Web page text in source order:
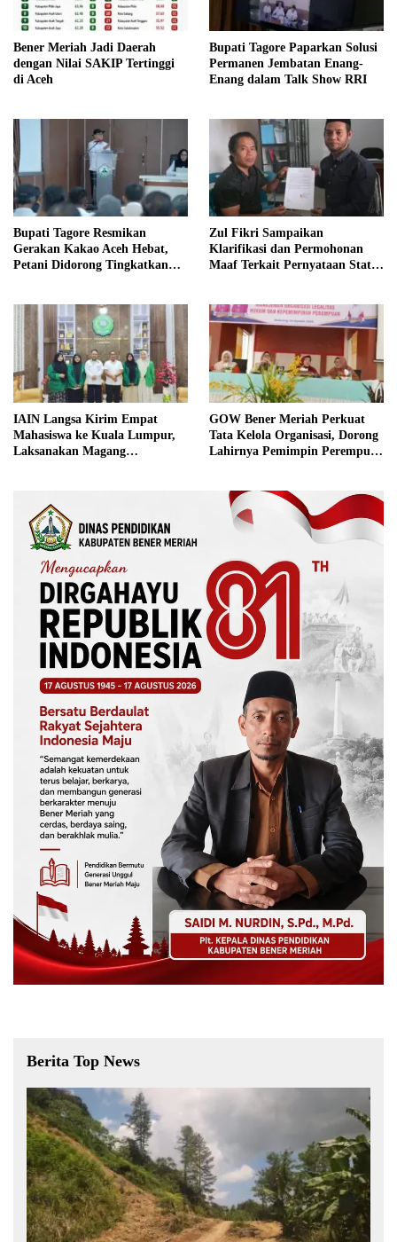
Bener Meriah Jadi Daerah
dengan Nilai SAKIP Tertinggi
di Aceh
Bupati Tagore Paparkan Solusi
Permanen Jembatan Enang-
Enang dalam Talk Show RRI
Bupati Tagore Resmikan
Gerakan Kakao Aceh Hebat,
Petani Didorong Tingkatkan
Zul Fikri Sampaikan
Klarifikasi dan Permohonan
Maaf Terkait Pernyataan Status
IAIN Langsa Kirim Empat
Mahasiswa ke Kuala Lumpur,
Laksanakan Magang
GOW Bener Meriah Perkuat
Tata Kelola Organisasi, Dorong
Lahirnya Pemimpin Perempuan
Berita Top News